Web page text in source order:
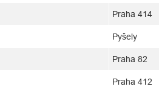
Praha 414
Pyšely
Praha 82
Praha 412